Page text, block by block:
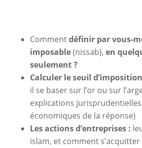
Commentdéfinir par vous-
imposable(nissab), en
seulement ?
Calculer le seuil
il se baser sur l’or ou sur
explications
économiques de la réponse)
Les actions d’entreprises :
islam, et comment s’acquitter